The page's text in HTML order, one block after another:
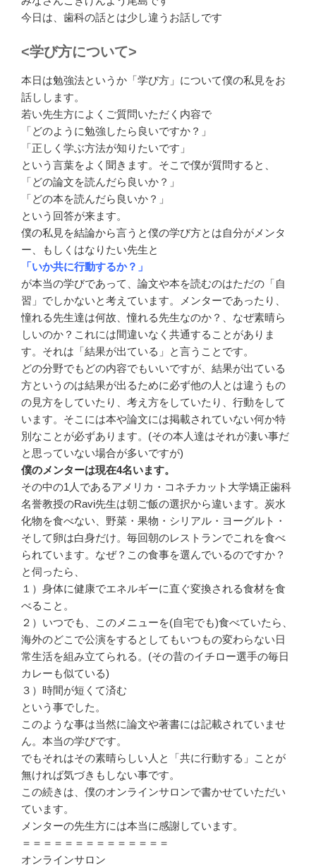
今日は、歯科の話とは少し違うお話しです
<学び方について>
本日は勉強法というか「学び方」について僕の私見をお
話しします。
若い先生方によくご質問いただく内容で
「どのように勉強したら良いですか？」
「正しく学ぶ方法が知りたいです」
という言葉をよく聞きます。そこで僕が質問すると、
「どの論文を読んだら良いか？」
「どの本を読んだら良いか？」
という回答が来ます。
僕の私見を結論から言うと僕の学び方とは自分がメンタ
ー、もしくはなりたい先生と
「いか共に行動するか？」
が本当の学びであって、論文や本を読むのはただの「自
習」でしかないと考えています。メンターであったり、
憧れる先生達は何故、憧れる先生なのか？、なぜ素晴ら
しいのか？これには間違いなく共通することがありま
す。それは「結果が出ている」と言うことです。
どの分野でもどの内容でもいいですが、結果が出ている
方というのは結果が出るために必ず他の人とは違うもの
の見方をしていたり、考え方をしていたり、行動をして
います。そこには本や論文には掲載されていない何か特
別なことが必ずあります。(その本人達はそれが凄い事だ
と思っていない場合が多いですが)
僕のメンターは現在4名います。
その中の1人であるアメリカ・コネチカット大学矯正歯科
名誉教授のRavi先生は朝ご飯の選択から違います。炭水
化物を食べない、野菜・果物・シリアル・ヨーグルト・
そして卵は白身だけ。毎回朝のレストランでこれを食べ
られています。なぜ？この食事を選んでいるのですか？
と伺ったら、
１）身体に健康でエネルギーに直ぐ変換される食材を食
べること。
２）いつでも、このメニューを(自宅でも)食べていたら、
海外のどこで公演をするとしてもいつもの変わらない日
常生活を組み立てられる。(その昔のイチロー選手の毎日
カレーも似ている)
３）時間が短くて済む
という事でした。
このような事は当然に論文や著書には記載されていませ
ん。本当の学びです。
でもそれはその素晴らしい人と「共に行動する」ことが
無ければ気づきもしない事です。
この続きは、僕のオンラインサロンで書かせていただい
ています。
メンターの先生方には本当に感謝しています。
＝＝＝＝＝＝＝＝＝＝＝＝＝＝
オンラインサロン